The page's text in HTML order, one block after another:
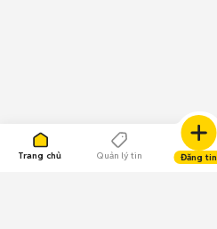
Trang chủ Quản lý tin Đăng tin